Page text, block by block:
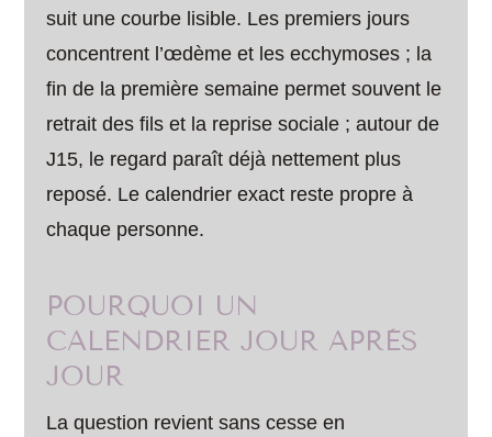
suit une courbe lisible. Les premiers jours
concentrent l’œdème et les ecchymoses ; la
fin de la première semaine permet souvent le
retrait des fils et la reprise sociale ; autour de
J15, le regard paraît déjà nettement plus
reposé. Le calendrier exact reste propre à
chaque personne.
POURQUOI UN
CALENDRIER JOUR APRÈS
JOUR
La question revient sans cesse en